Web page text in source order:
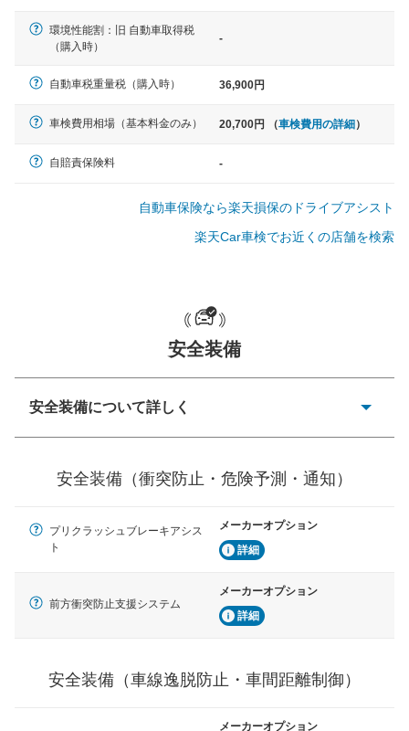
ノア、セレナ、プリウス、カロー
ラ、ステップワゴン など
クラウン、アルファード、フォレ
カD:5 など
一般的な荷物のサイズの目安
環境性能割：旧 自動車取得税
（購入時）
-
自動車税重量税（購入時） 36,900円
車検費用相場（基本料金のみ） 20,700円 （車検費用の詳細）
自賠責保険料 -
自動車保険なら楽天損保のドライブアシスト
楽天Car車検でお近くの店舗を検索
安全装備
安全装備について詳しく
ーキアシスト、ABSなどが装備されています。
見えにくい場所に潜む危険を予測・通知するためのシス
テムなどが装備されています。
車線のはみだしやふらつきを防止するためにレーンキー
プアシストなどが装備されています
安全な車間距離を保ちながら前車を追従するアダプティ
ブ・クルーズ・コントロールなどが装備されています。
安全装備（衝突防止・危険予測・通知）
プリクラッシュブレーキアシス
ト
メーカーオプション
詳細
前方衝突防止支援システム
メーカーオプション
詳細
安全装備（車線逸脱防止・車間距離制御）
メーカーオプション